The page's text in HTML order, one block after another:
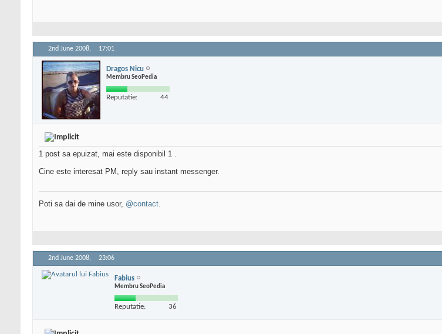
2nd June 2008, 17:01
Dragos Nicu
Membru SeoPedia
Reputatie: 44
1 post sa epuizat, mai este disponibil 1 .
Cine este interesat PM, reply sau instant messenger.
Poti sa dai de mine usor, @contact.
2nd June 2008, 23:06
Fabius
Membru SeoPedia
Reputatie: 36